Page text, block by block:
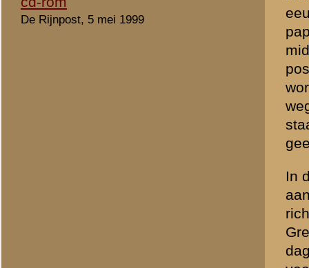
Het Hoornwerk: nu
Het Utrechts Landschap
Hoornwerk en gaat naar
dit historisch erfgoed om.
van het Hoornwerk, het
Grebbedijk, belangrijke
van Van Dam bevindt.
bouwactiviteiten en de
worden. De wal is sterk
met aarde toegedekt,
van verdedigingswerk